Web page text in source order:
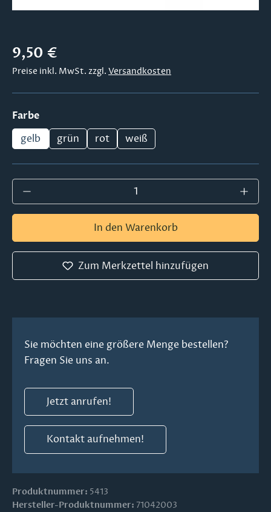
Regulärer Preis:
9,50 €
Preise inkl. MwSt. zzgl. Versandkosten
Farbeauswählen
gelb
grün rot weiß
Produkt Anzahl: Gib den gewünschten
In den Warenkorb
Zum Merkzettel hinzufügen
Sie möchten eine größere Menge bestellen?
Fragen Sie uns an.
Jetzt anrufen!
Kontakt aufnehmen!
Produktnummer: 5413
Hersteller-Produktnummer: 71042003